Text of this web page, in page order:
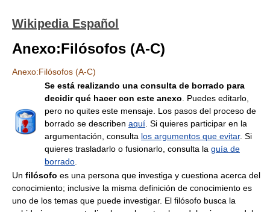
Wikipedia Español
Anexo:Filósofos (A-C)
Anexo:Filósofos (A-C)
Se está realizando una consulta de borrado para
decidir qué hacer con este anexo . Puedes editarlo,
pero no quites este mensaje. Los pasos del proceso de
borrado se describen aquí . Si quieres participar en la
argumentación, consulta los argumentos que evitar. Si
quieres trasladarlo o fusionarlo, consulta la guía de
borrado
Un filósofo es una persona que investiga y cuestiona acerca del
conocimiento; inclusive la misma definición de conocimiento es
uno de los temas que puede investigar. El filósofo busca la